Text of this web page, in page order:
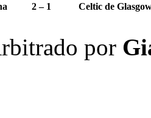
2 – 1 Celtic de
por